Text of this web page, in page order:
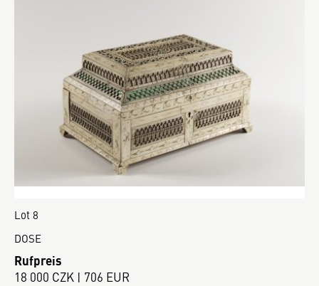
Lot 8
DOSE
Rufpreis
18 000 CZK | 706 EUR